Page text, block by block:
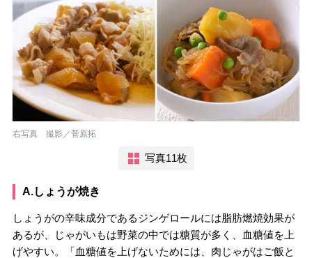
右写真 撮影／菅原拓
写真11枚
A.しょうが焼き
しょうがの辛味成分であるジンゲロールには脂肪燃焼効果が
あるが、じゃがいもは野菜の中では糖質が多く、血糖値を上
げやすい。「血糖値を上げないためには、肉じゃがはご飯と